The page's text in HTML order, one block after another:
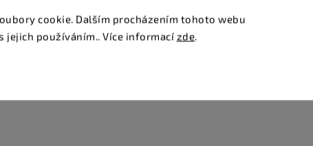
cookie. Dalším procházením tohoto webu
jejich používáním.. Více informací zde.